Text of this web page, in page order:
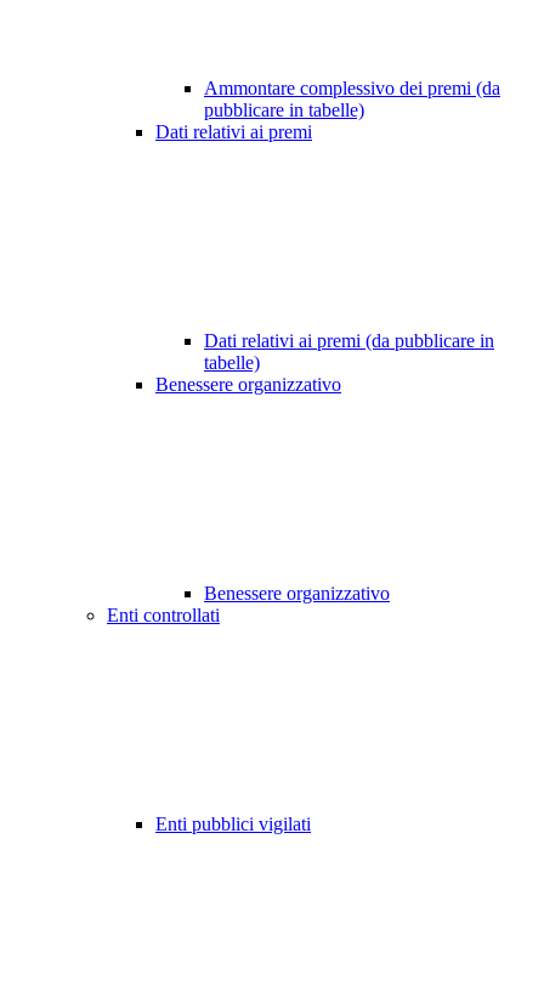
Ammontare complessivo dei premi (da
pubblicare in tabelle)
Dati relativi ai premi
Dati relativi ai premi (da pubblicare in
tabelle)
Benessere organizzativo
Benessere organizzativo
Enti controllati
Enti pubblici vigilati